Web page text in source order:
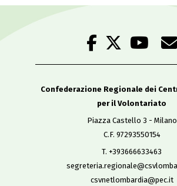
Confederazione Regionale dei
per il Volontariato
Piazza Castello 3 - Milano
C.F. 97293550154
T. +393666633463
csvnetlombardia@pec.it